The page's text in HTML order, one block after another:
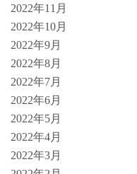
2022年11月
2022年10月
2022年9月
2022年8月
2022年7月
2022年6月
2022年5月
2022年4月
2022年3月